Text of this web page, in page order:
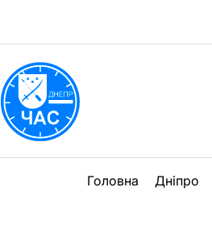
Головна Дніпро